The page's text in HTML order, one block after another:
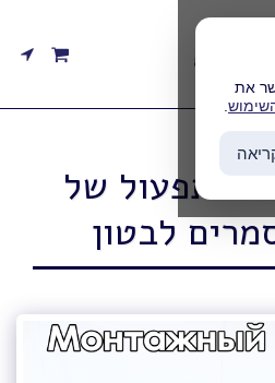
את
ותפעול של
לבטון